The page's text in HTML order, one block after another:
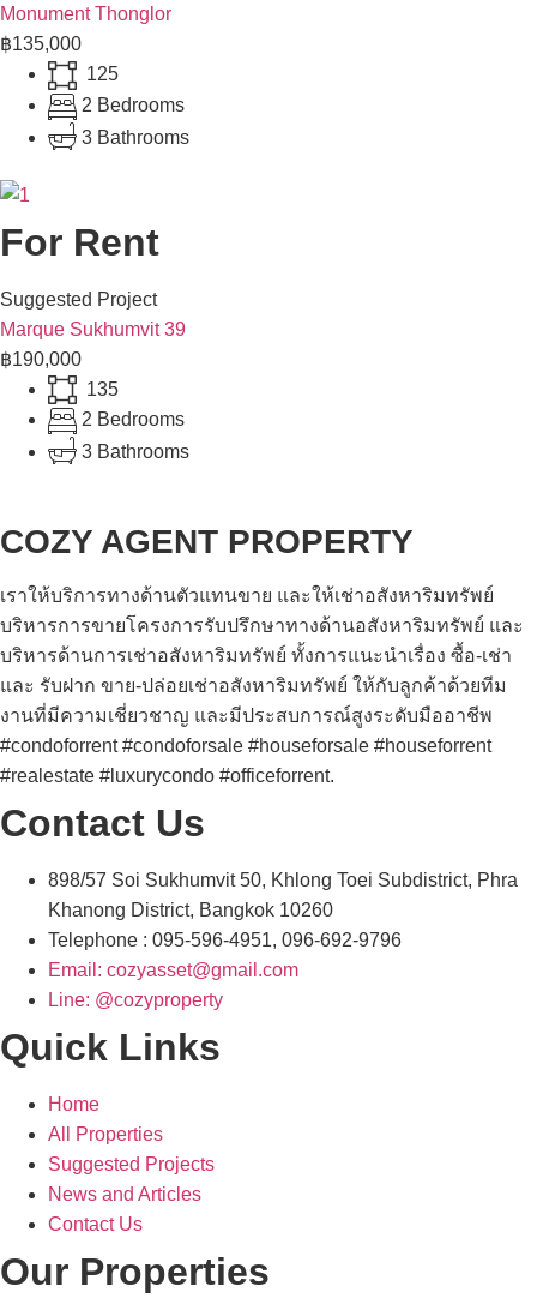
Monument Thonglor
฿135,000
125
2 Bedrooms
3 Bathrooms
For Rent
Suggested Project
Marque Sukhumvit 39
฿190,000
135
2 Bedrooms
3 Bathrooms
COZY AGENT PROPERTY
เราให้บริการทางด้านตัวแทนขาย และให้เช่าอสังหาริมทรัพย์
บริหารการขายโครงการรับปรึกษาทางด้านอสังหาริมทรัพย์ และ
บริหารด้านการเช่าอสังหาริมทรัพย์ ทั้งการแนะนำเรื่อง ซื้อ-เช่า
และ รับฝาก ขาย-ปล่อยเช่าอสังหาริมทรัพย์ ให้กับลูกค้าด้วยทีม
งานที่มีความเชี่ยวชาญ และมีประสบการณ์สูงระดับมืออาชีพ
#condoforrent #condoforsale #houseforsale #houseforrent
#realestate #luxurycondo #officeforrent.
Contact Us
898/57 Soi Sukhumvit 50, Khlong Toei Subdistrict, Phra
Khanong District, Bangkok 10260
Telephone : 095-596-4951, 096-692-9796
Email: cozyasset@gmail.com
Line: @cozyproperty
Quick Links
Home
All Properties
Suggested Projects
News and Articles
Contact Us
Our Properties